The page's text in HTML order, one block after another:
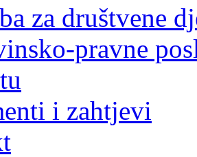
za društvene
pravne
i zahtjevi